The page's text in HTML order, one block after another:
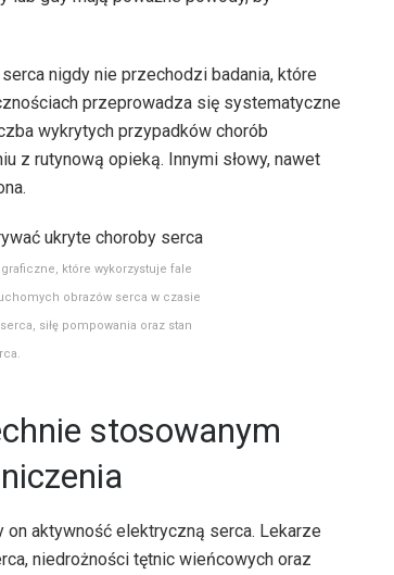
nigdy nie przechodzi badania, które
przeprowadza się systematyczne
wykrytych przypadków chorób
z rutynową opieką. Innymi słowy, nawet
które wykorzystuje fale
obrazów serca w czasie
siłę pompowania oraz stan
stosowanym
on aktywność elektryczną serca. Lekarze
niedrożności tętnic wieńcowych oraz